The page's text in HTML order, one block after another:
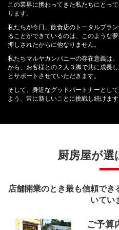
この業界に携わってきた私たちにとっ
ります。
私たちが今日、飲食店のトータルプラ
ることができているのは、このような
押しされたからに他なりません。
私たちマルヤカンパニーの存在意義は
から、お客様との２人３脚で共に成長
とサポートさせていただきます。
そして、身近なグッドパートナーとし
よう、常に新しいことに挑戦し続けます
厨房屋が選
店舗開業のとき最も信頼で
いてい
ご予算